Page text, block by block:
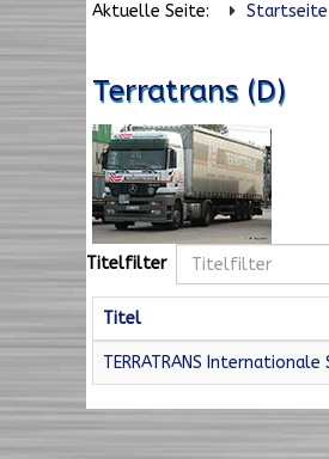
Aktuelle Seite: Startseite
Terratrans (D)
Titelfilter
Titel
TERRATRANS